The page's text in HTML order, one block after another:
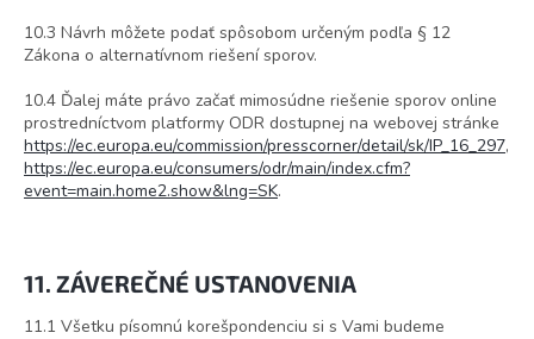
10.3 Návrh môžete podať spôsobom určeným podľa § 12
Zákona o alternatívnom riešení sporov.
10.4 Ďalej máte právo začať mimosúdne riešenie sporov online
prostredníctvom platformy ODR dostupnej na webovej stránke
https://ec.europa.eu/commission/presscorner/detail/sk/IP_16_297,
https://ec.europa.eu/consumers/odr/main/index.cfm?
event=main.home2.show&lng=SK.
11. ZÁVEREČNÉ USTANOVENIA
11.1 Všetku písomnú korešpondenciu si s Vami budeme